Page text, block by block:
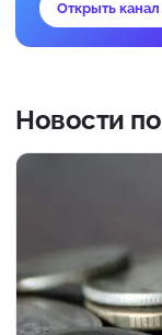
Открыть
Новости